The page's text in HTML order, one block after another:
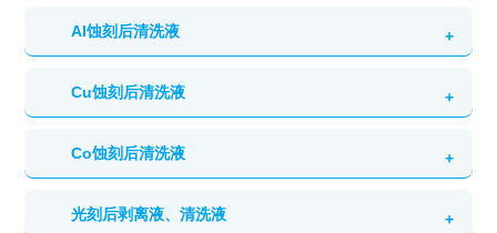
英文：Mixtures(Acid)
Al蚀刻后清洗液
英文：Al PERR
Cu蚀刻后清洗液
英文：Cu PERR
Co蚀刻后清洗液
英文：Co PERR
光刻后剥离液、清洗液